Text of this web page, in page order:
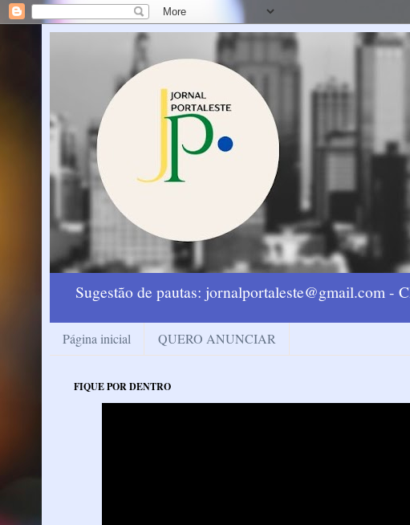
Sugestão de pautas: jornalportaleste@gmail.com -
Página inicial QUERO ANUNCIAR
FIQUE POR DENTRO